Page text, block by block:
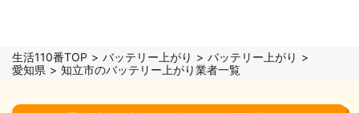
生活110番TOP バッテリー上がり
バッテリー上がり
愛知県
知立市のバッテリー上がり業者一覧